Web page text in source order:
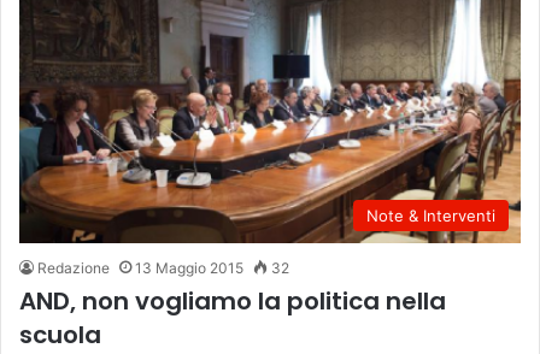
Note & Interventi
Redazione 13 Maggio 2015 32
AND, non vogliamo la politica nella
scuola